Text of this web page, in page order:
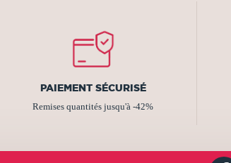
PAIEMENT SÉCURISÉ
Remises quantités jusqu'à -42%